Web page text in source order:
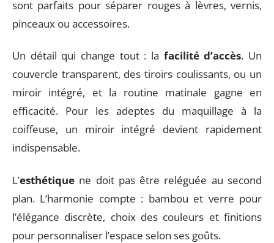
sont parfaits pour séparer rouges à lèvres, vernis,
pinceaux ou accessoires.
Un détail qui change tout : la facilité d’accès. Un
couvercle transparent, des tiroirs coulissants, ou un
miroir intégré, et la routine matinale gagne en
efficacité. Pour les adeptes du maquillage à la
coiffeuse, un miroir intégré devient rapidement
indispensable.
L’esthétique ne doit pas être reléguée au second
plan. L’harmonie compte : bambou et verre pour
l’élégance discrète, choix des couleurs et finitions
pour personnaliser l’espace selon ses goûts.